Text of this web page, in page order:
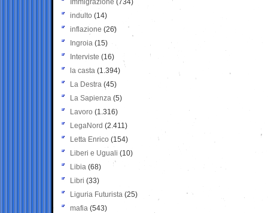
Immigrazione (734)
indulto (14)
inflazione (26)
Ingroia (15)
Interviste (16)
la casta (1.394)
La Destra (45)
La Sapienza (5)
Lavoro (1.316)
LegaNord (2.411)
Letta Enrico (154)
Liberi e Uguali (10)
Libia (68)
Libri (33)
Liguria Futurista (25)
mafia (543)